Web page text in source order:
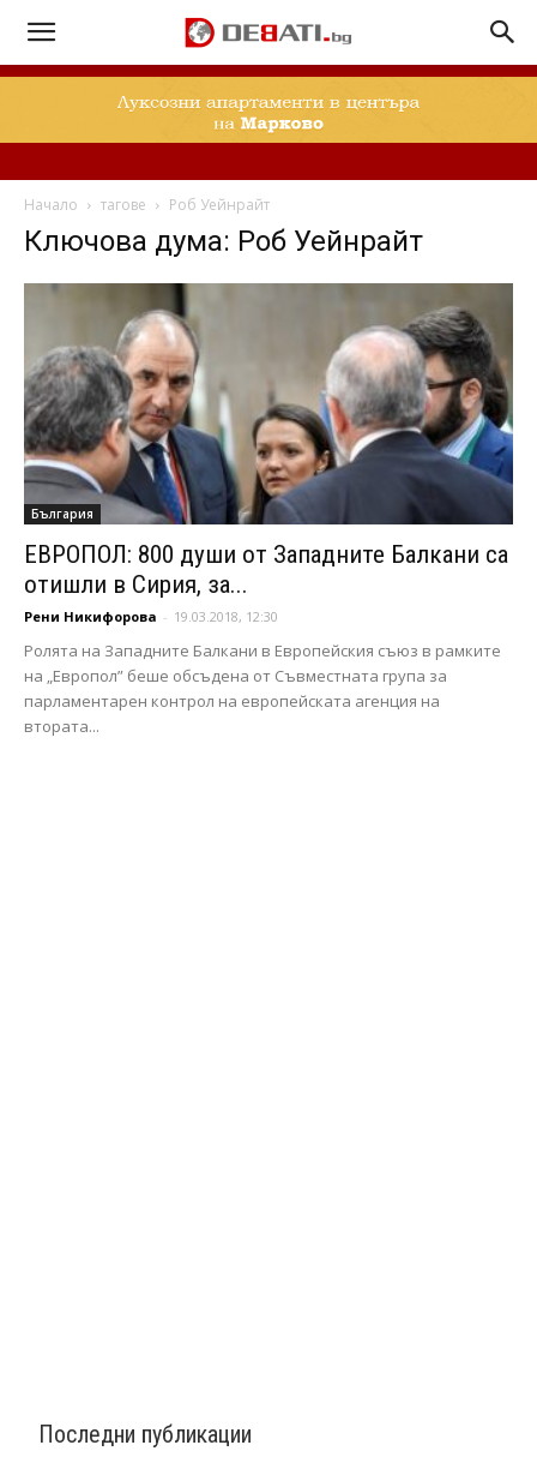
Начало тагове Роб Уейнрайт
Ключова дума: Роб Уейнрайт
България
ЕВРОПОЛ: 800 души от Западните Балкани са
отишли в Сирия, за...
Рени Никифорова - 19.03.2018, 12:30
Ролята на Западните Балкани в Европейския съюз в рамките
на „Европол” беше обсъдена от Съвместната група за
парламентарен контрол на европейската агенция на
втората...
Последни публикации